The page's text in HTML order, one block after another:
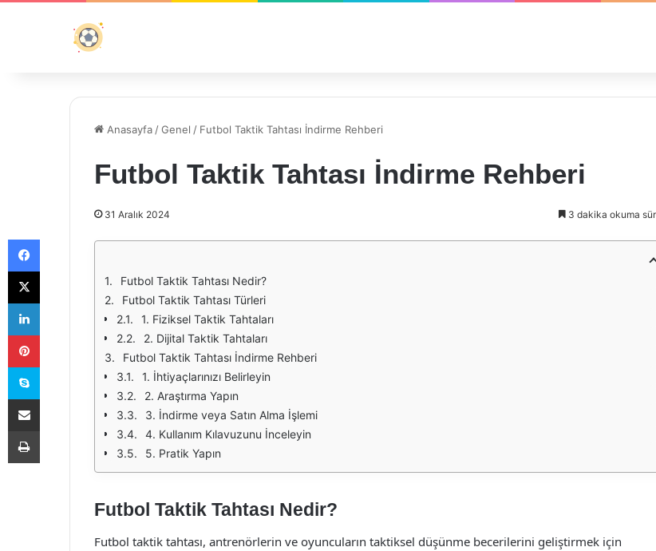
Anasayfa /Genel / Futbol Taktik Tahtası İndirme Rehberi
Futbol Taktik Tahtası İndirme Rehberi
31 Aralık 2024 3 dakika okuma
Futbol Taktik Tahtası Nedir?
Futbol Taktik Tahtası Türleri
1. Fiziksel Taktik Tahtaları
2. Dijital Taktik Tahtaları
Futbol Taktik Tahtası İndirme Rehberi
1. İhtiyaçlarınızı Belirleyin
2. Araştırma Yapın
3. İndirme veya Satın Alma İşlemi
4. Kullanım Kılavuzunu İnceleyin
5. Pratik Yapın
Futbol Taktik Tahtası Nedir?
Futbol taktik tahtası, antrenörlerin ve oyuncuların taktiksel düşünme becerilerini geliştirmek için
Facebook
X
LinkedIn
Pinterest
Skype
E-Posta ile paylaş